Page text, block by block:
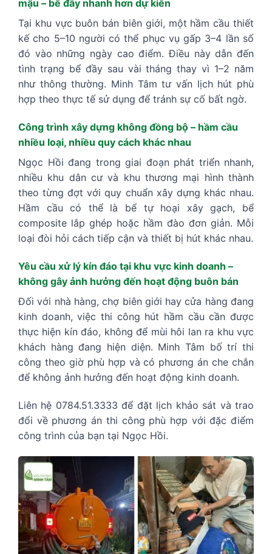
mậu – bể đầy nhanh hơn dự kiến
Tại khu vực buôn bán biên giới, một hầm cầu thiết
kế cho 5–10 người có thể phục vụ gấp 3–4 lần số
đó vào những ngày cao điểm. Điều này dẫn đến
tình trạng bể đầy sau vài tháng thay vì 1–2 năm
như thông thường. Minh Tâm tư vấn lịch hút phù
hợp theo thực tế sử dụng để tránh sự cố bất ngờ.
Công trình xây dựng không đồng bộ – hầm cầu
nhiều loại, nhiều quy cách khác nhau
Ngọc Hồi đang trong giai đoạn phát triển nhanh,
nhiều khu dân cư và khu thương mại hình thành
theo từng đợt với quy chuẩn xây dựng khác nhau.
Hầm cầu có thể là bể tự hoại xây gạch, bể
composite lắp ghép hoặc hầm đào đơn giản. Mỗi
loại đòi hỏi cách tiếp cận và thiết bị hút khác nhau.
Yêu cầu xử lý kín đáo tại khu vực kinh doanh –
không gây ảnh hưởng đến hoạt động buôn bán
Đối với nhà hàng, chợ biên giới hay cửa hàng đang
kinh doanh, việc thi công hút hầm cầu cần được
thực hiện kín đáo, không để mùi hôi lan ra khu vực
khách hàng đang hiện diện. Minh Tâm bố trí thi
công theo giờ phù hợp và có phương án che chắn
để không ảnh hưởng đến hoạt động kinh doanh.
Liên hệ 0784.51.3333 để đặt lịch khảo sát và trao
đổi về phương án thi công phù hợp với đặc điểm
công trình của bạn tại Ngọc Hồi.